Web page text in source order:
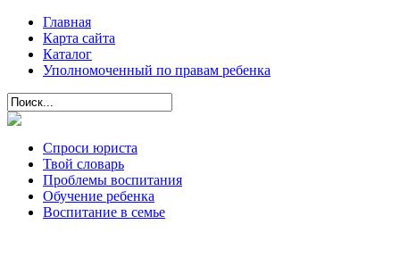
Главная
Карта сайта
Каталог
Уполномоченный по правам ребенка
Спроси юриста
Твой словарь
Проблемы воспитания
Обучение ребенка
Воспитание в семье